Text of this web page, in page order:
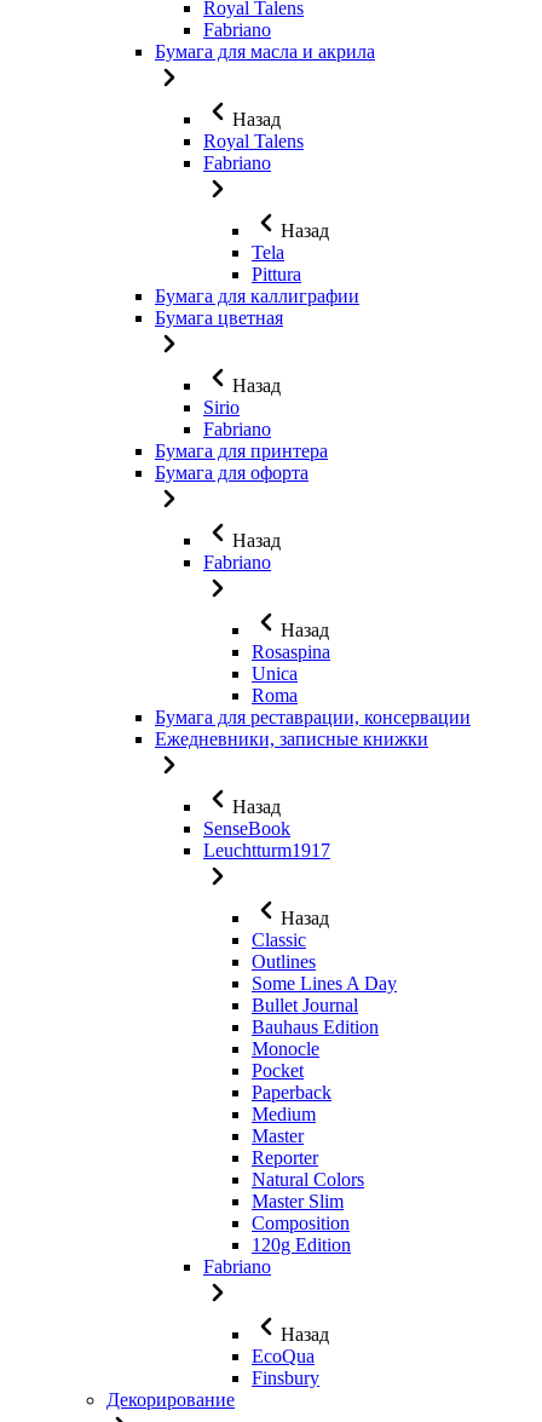
Royal Talens
Fabriano
Бумага для масла и акрила
Назад
Royal Talens
Fabriano
Назад
Tela
Pittura
Бумага для каллиграфии
Бумага цветная
Назад
Sirio
Fabriano
Бумага для принтера
Бумага для офорта
Назад
Fabriano
Назад
Rosaspina
Unica
Roma
Бумага для реставрации, консервации
Ежедневники, записные книжки
Назад
SenseBook
Leuchtturm1917
Назад
Classic
Outlines
Some Lines A Day
Bullet Journal
Bauhaus Edition
Monocle
Pocket
Paperback
Medium
Master
Reporter
Natural Colors
Master Slim
Composition
120g Edition
Fabriano
Назад
EcoQua
Finsbury
Декорирование